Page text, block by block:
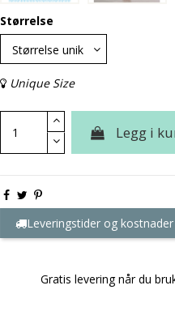
Størrelse
Unique Size
Legg i
Leveringstider og kostnader
Gratis levering når du